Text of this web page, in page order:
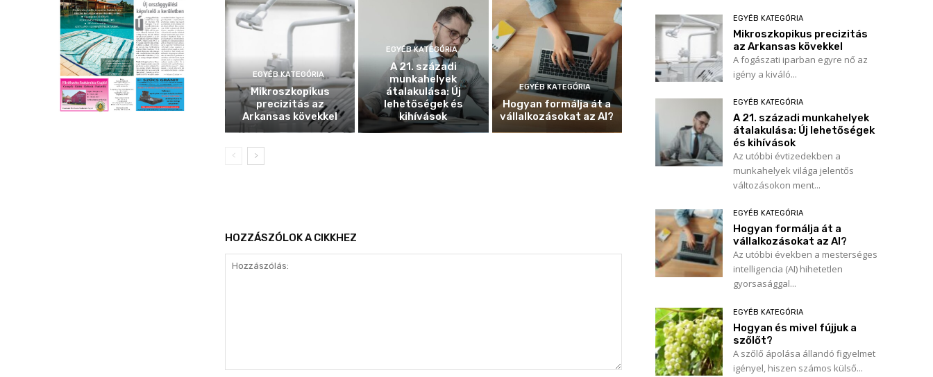
EGYÉB KATEGÓRIA
Mikroszkopikus
precizitás az
Arkansas kövekkel
EGYÉB KATEGÓRIA
A 21. századi
munkahelyek
átalakulása: Új
lehetőségek és
kihívások
EGYÉB KATEGÓRIA
Hogyan formálja át a
vállalkozásokat az AI?
HOZZÁSZÓLOK A CIKKHEZ
EGYÉB KATEGÓRIA
Mikroszkopikus precizitás
az Arkansas kövekkel
A fogászati iparban egyre nő az
igény a kiváló...
EGYÉB KATEGÓRIA
A 21. századi munkahelyek
átalakulása: Új lehetőségek
és kihívások
Az utóbbi évtizedekben a
munkahelyek világa jelentős
változásokon ment...
EGYÉB KATEGÓRIA
Hogyan formálja át a
vállalkozásokat az AI?
Az utóbbi években a mesterséges
intelligencia (AI) hihetetlen
gyorsasággal...
EGYÉB KATEGÓRIA
Hogyan és mivel fújjuk a
szőlőt?
A szőlő ápolása állandó figyelmet
igényel, hiszen számos külső...